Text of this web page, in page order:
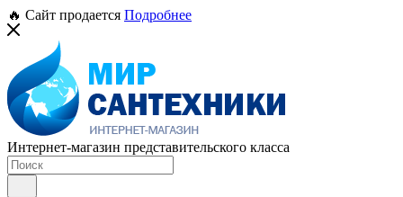
🔥 Сайт продается Подробнее
Интернет-магазин представительского класса